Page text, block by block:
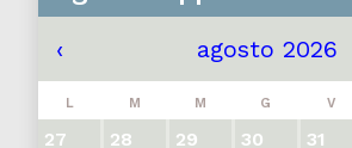
‹ agosto 2026
L M M G V
27 28 29 30 31